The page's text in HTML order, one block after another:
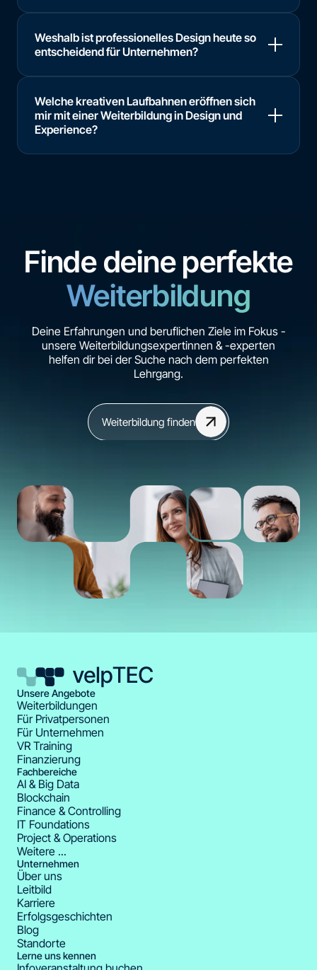
Weshalb ist professionelles Design heute so
entscheidend für Unternehmen?
Welche kreativen Laufbahnen eröffnen sich
mir mit einer Weiterbildung in Design und
Experience?
Finde deine perfekte
Weiterbildung
Deine Erfahrungen und beruflichen Ziele im Fokus -
unsere Weiterbildungsexpertinnen & -experten
helfen dir bei der Suche nach dem perfekten
Lehrgang.
Weiterbildung finden
Unsere Angebote
Weiterbildungen
Für Privatpersonen
Für Unternehmen
VR Training
Finanzierung
Fachbereiche
AI & Big Data
Blockchain
Finance & Controlling
IT Foundations
Project & Operations
Weitere ...
Unternehmen
Über uns
Leitbild
Karriere
Erfolgsgeschichten
Blog
Standorte
Lerne uns kennen